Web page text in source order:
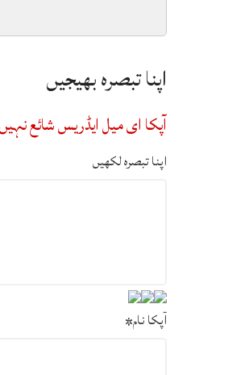
اپنا تبصرہ بھیجیں
آپکا ای میل ایڈریس شائع
اپنا تبصرہ لکھیں
آپکا نام*